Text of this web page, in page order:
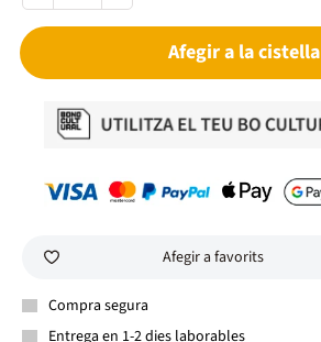
Afegir a la cistella
Afegir a favorits
Compra segura
Entrega en 1-2 dies laborables